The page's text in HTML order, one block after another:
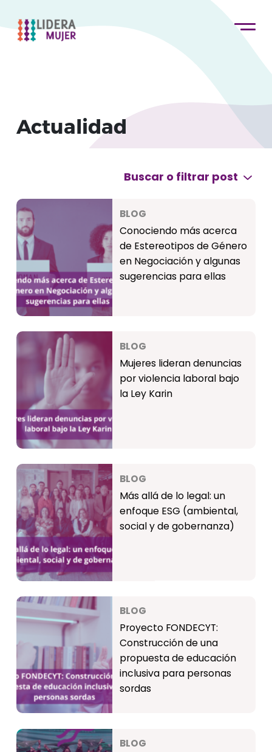
Actualidad
Buscar o filtrar post
BLOG
Conociendo más acerca
de Estereotipos de Género
en Negociación y algunas
sugerencias para ellas
BLOG
Mujeres lideran denuncias
por violencia laboral bajo
la Ley Karin
BLOG
Más allá de lo legal: un
enfoque ESG (ambiental,
social y de gobernanza)
BLOG
Proyecto FONDECYT:
Construcción de una
propuesta de educación
inclusiva para personas
sordas
BLOG